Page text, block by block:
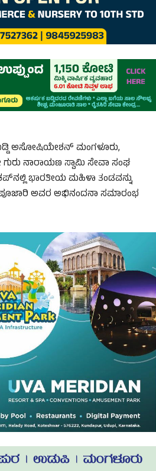
ಅಸೋಷಿಯೇಶನ್ ಮಂಗಳೂರು,
ನಾರಾಯಣ ಸ್ವಾಮಿ ಸೇವಾ ಸಂಘ
ಭಾರತೀಯ ಮಹಿಳಾ ತಂಡವನ್ನು
ಪೂಜಾರಿ ಅವರ ಅಭಿನಂದನಾ ಸಮಾರಂಭ